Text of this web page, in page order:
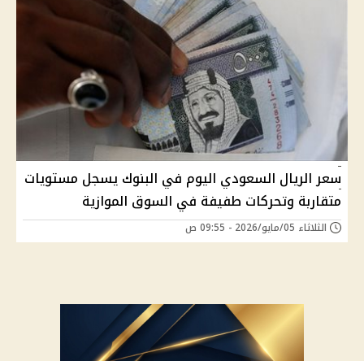
سعر الريال السعودي اليوم في البنوك يسجل مستويات
متقاربة وتحركات طفيفة في السوق الموازية
الثلاثاء 05/مايو/2026 - 09:55 ص